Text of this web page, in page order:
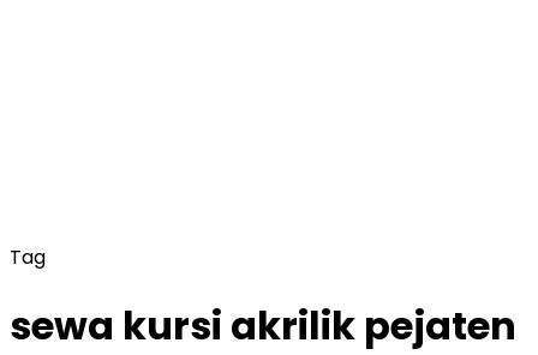
Tag
sewa kursi akrilik pejaten